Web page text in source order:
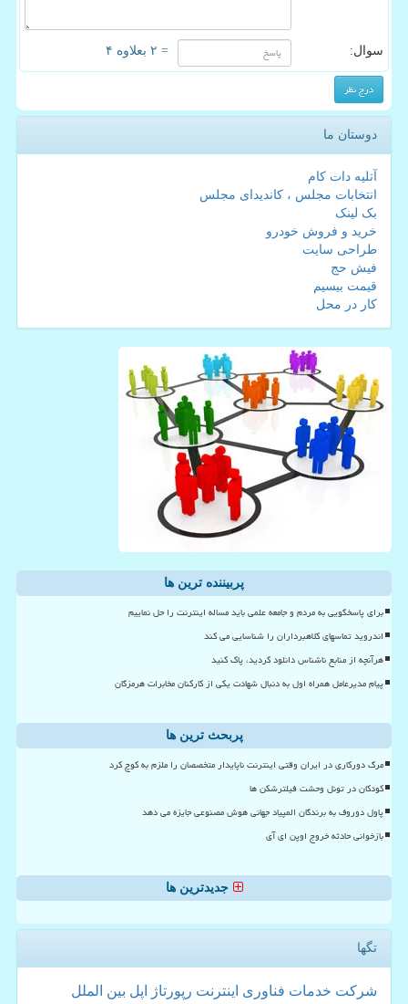
سوال: = ۲ بعلاوه ۴
دوستان ما
آتلیه دات کام
انتخابات مجلس ، کاندیدای مجلس
بک لینک
خرید و فروش خودرو
طراحی سایت
فیش حج
قیمت بیسیم
کار در محل
پربیننده ترین ها
برای پاسخگویی به مردم و جامعه علمی باید مساله اینترنت را حل نماییم
اندروید تماسهای کلاهبرداران را شناسایی می کند
هرآنچه از منابع ناشناس دانلود کردید، پاک کنید
پیام مدیرعامل همراه اول به دنبال شهادت یکی از کارکنان مخابرات هرمزگان
پربحث ترین ها
مرگ دورکاری در ایران وقتی اینترنت ناپایدار متخصصان را ملزم به کوچ کرد
کودکان در تونل وحشت فیلترشکن ها
پاول دوروف به برندگان المپیاد جهانی هوش مصنوعی جایزه می دهد
بازخوانی حادثه خروج اوپن ای آی
جدیدترین ها
تگها
شركت خدمات فناوری اینترنت رپورتاژ اپل بین الملل